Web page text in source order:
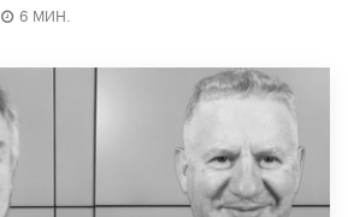
6 МИН.